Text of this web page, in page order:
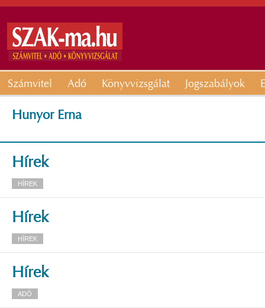
Számvitel Adó Könyvvizsgálat Jogszabályok
Hunyor Erna
Hírek
HÍREK
Hírek
HÍREK
Hírek
ADÓ